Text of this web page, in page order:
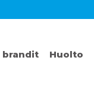
brandit Huolto